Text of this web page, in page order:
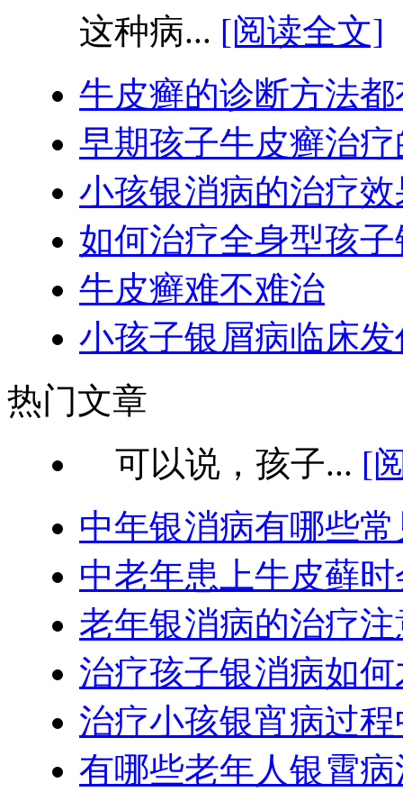
这种病... [阅读全文]
牛皮癣的诊断方法
早期孩子牛皮癣治
小孩银消病的治疗
如何治疗全身型孩
牛皮癣难不难治
小孩子银屑病临床
热门文章
可以说，孩子... [
中年银消病有哪些
中老年患上牛皮藓
老年银消病的治疗
治疗孩子银消病如
治疗小孩银宵病过
有哪些老年人银霄